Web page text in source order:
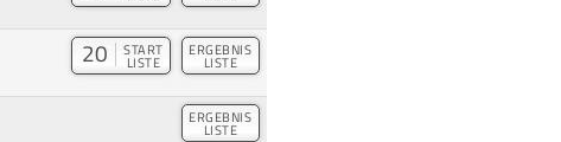
20 START
LISTE
ERGEBNIS
LISTE
ERGEBNIS
LISTE